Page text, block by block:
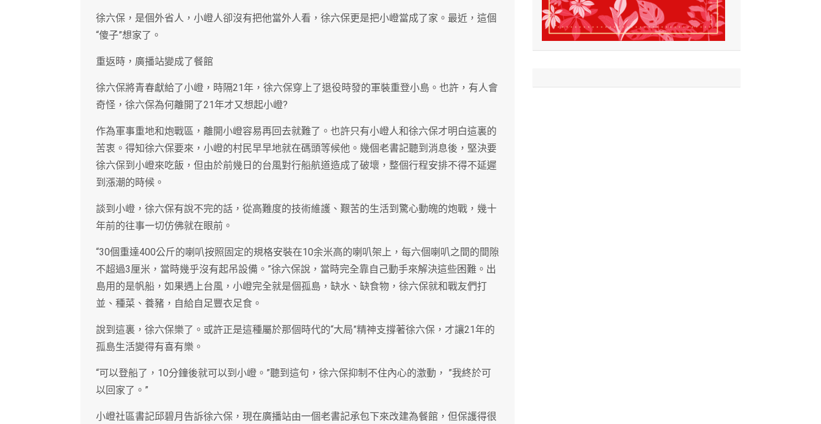
徐六保，是個外省人，小嶝人卻沒有把他當外人看，徐六保更是把小嶝當成了家。最近，這個
“傻子”想家了。
重返時，廣播站變成了餐館
徐六保將青春獻給了小嶝，時隔21年，徐六保穿上了退役時發的軍裝重登小島。也許，有人會
奇怪，徐六保為何離開了21年才又想起小嶝?
作為軍事重地和炮戰區，離開小嶝容易再回去就難了。也許只有小嶝人和徐六保才明白這裏的
苦衷。得知徐六保要來，小嶝的村民早早地就在碼頭等候他。幾個老書記聽到消息後，堅決要
徐六保到小嶝來吃飯，但由於前幾日的台風對行船航道造成了破壞，整個行程安排不得不延遲
到漲潮的時候。
談到小嶝，徐六保有說不完的話，從高難度的技術維護、艱苦的生活到驚心動魄的炮戰，幾十
年前的往事一切仿佛就在眼前。
“30個重達400公斤的喇叭按照固定的規格安裝在10余米高的喇叭架上，每六個喇叭之間的間隙
不超過3厘米，當時幾乎沒有起吊設備。”徐六保說，當時完全靠自己動手來解決這些困難。出
島用的是帆船，如果遇上台風，小嶝完全就是個孤島，缺水、缺食物，徐六保就和戰友們打
並、種菜、養豬，自給自足豐衣足食。
說到這裏，徐六保樂了。或許正是這種屬於那個時代的“大局”精神支撐著徐六保，才讓21年的
孤島生活變得有喜有樂。
“可以登船了，10分鐘後就可以到小嶝。”聽到這句，徐六保抑制不住內心的激動， ”我終於可
以回家了。”
小嶝社區書記邱碧月告訴徐六保，現在廣播站由一個老書記承包下來改建為餐館，但保護得很